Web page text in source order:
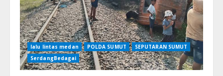
lalu lintas medan POLDA SUMUT
SEPUTARAN SUMUT
SerdangBedagai